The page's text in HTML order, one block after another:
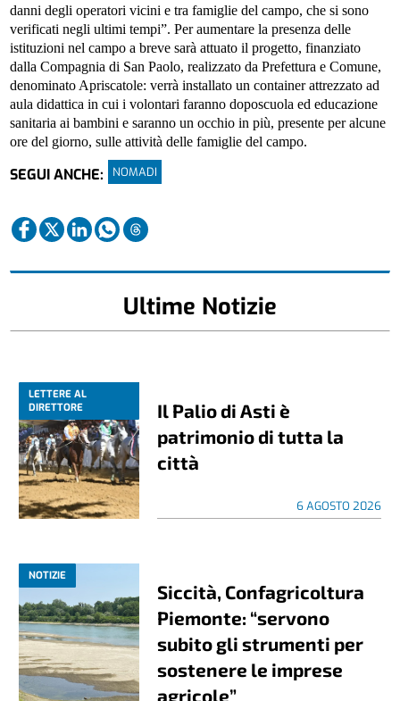
danni degli operatori vicini e tra famiglie del campo, che si sono
verificati negli ultimi tempi”. Per aumentare la presenza delle
istituzioni nel campo a breve sarà attuato il progetto, finanziato
dalla Compagnia di San Paolo, realizzato da Prefettura e Comune,
denominato Apriscatole: verrà installato un container attrezzato ad
aula didattica in cui i volontari faranno doposcuola ed educazione
sanitaria ai bambini e saranno un occhio in più, presente per alcune
ore del giorno, sulle attività delle famiglie del campo.
SEGUI ANCHE: NOMADI
Ultime Notizie
LETTERE AL
DIRETTORE
Il Palio di Asti è
patrimonio di tutta la
città
6 AGOSTO 2026
NOTIZIE
Siccità, Confagricoltura
Piemonte: “servono
subito gli strumenti per
sostenere le imprese
agricole”